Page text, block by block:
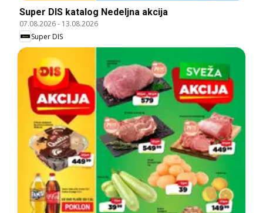
Super DIS katalog Nedeljna akcija
07.08.2026- 13.08.2026
Super DIS